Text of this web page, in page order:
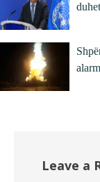
Leave a